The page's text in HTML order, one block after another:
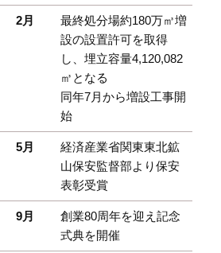
2月
最終処分場約180万㎥増
設の設置許可を取得
し、埋立容量4,120,082
㎥となる
同年7月から増設工事開
始
5月
経済産業省関東東北鉱
山保安監督部より保安
表彰受賞
9月
創業80周年を迎え記念
式典を開催